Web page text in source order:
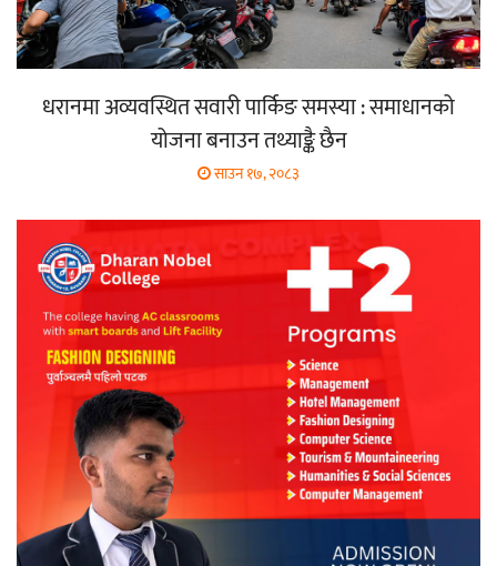
धरानमा अव्यवस्थित सवारी पार्किङ समस्या : समाधानको
योजना बनाउन तथ्याङ्कै छैन
साउन १७, २०८३